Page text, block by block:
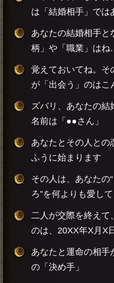
は「結婚相手」では
あなたの結婚相手と
柄」や「職業」は
覚えておいてね。そ
が「出会う」のはこ
ズバリ、あなたの結
名前は「●●さん」
あなたとその人との
ふうに始まります
その人は、あなたの
ろ”を何よりも愛し
二人が交際を終えて
のは、20XX年X月X
あなたと運命の相手
の「決め手」